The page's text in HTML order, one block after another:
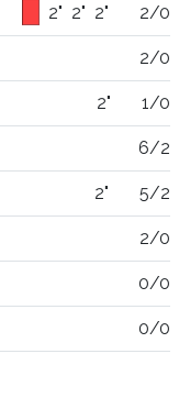
2" 2" 2" 2/0
2/0
2" 1/0
6/2
2" 5/2
2/0
0/0
0/0